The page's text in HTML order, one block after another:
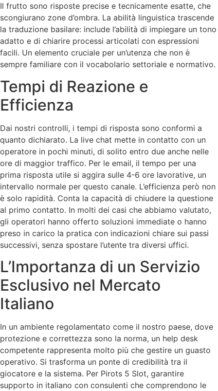
Il frutto sono risposte precise e tecnicamente esatte, che
scongiurano zone d’ombra. La abilità linguistica trascende
la traduzione basilare: include l’abilità di impiegare un tono
adatto e di chiarire processi articolati con espressioni
facili. Un elemento cruciale per un’utenza che non è
sempre familiare con il vocabolario settoriale e normativo.
Tempi di Reazione e
Efficienza
Dai nostri controlli, i tempi di risposta sono conformi a
quanto dichiarato. La live chat mette in contatto con un
operatore in pochi minuti, di solito entro due anche nelle
ore di maggior traffico. Per le email, il tempo per una
prima risposta utile si aggira sulle 4-6 ore lavorative, un
intervallo normale per questo canale. L’efficienza però non
è solo rapidità. Conta la capacità di chiudere la questione
al primo contatto. In molti dei casi che abbiamo valutato,
gli operatori hanno offerto soluzioni immediate o hanno
preso in carico la pratica con indicazioni chiare sui passi
successivi, senza spostare l’utente tra diversi uffici.
L’Importanza di un Servizio
Esclusivo nel Mercato
Italiano
In un ambiente regolamentato come il nostro paese, dove
protezione e correttezza sono la norma, un help desk
competente rappresenta molto più che gestire un guasto
operativo. Si trasforma un ponte di credibilità tra il
giocatore e la sistema. Per Pirots 5 Slot, garantire
supporto in italiano con consulenti che comprendono le